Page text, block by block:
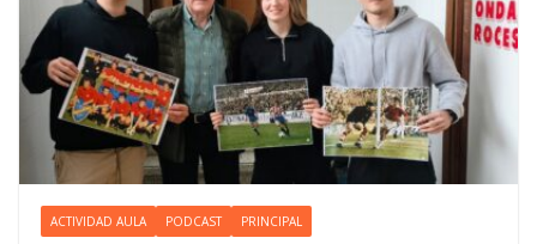
ACTIVIDAD AULA PODCAST PRINCIPAL